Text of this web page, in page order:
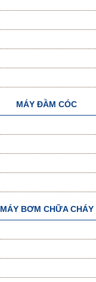
MÁY ĐẦM CÓC
MÁY BƠM CHỮA CHÁY